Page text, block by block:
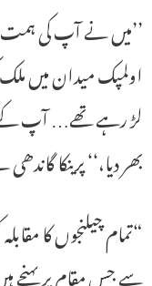
’’میں نے آپ کی
اولمپک میدان میں
لڑ رہے تھے… آپ کے
بھر دیا،‘‘ پرینکا
“تمام چیلنجوں کا
سے جس مقام پر